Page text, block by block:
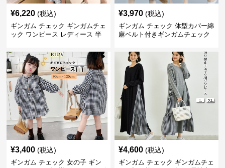
¥6,220 (税込)
ギンガム チェック ギンガムチェ
ック ワンピース レディース 半
¥3,970 (税込)
ギンガム チェック 体型カバー綿
麻ベルト付きギンガムチェック
¥3,400 (税込)
ギンガム チェック 女の子 ギン
¥4,600 (税込)
ギンガム チェック ギンガムチェ